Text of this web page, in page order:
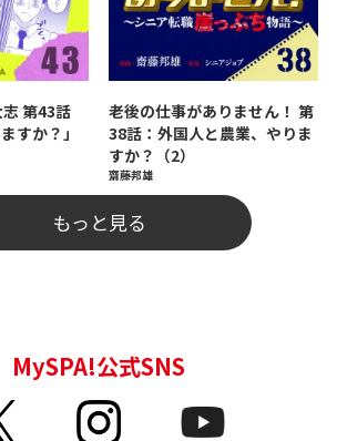
第43話
すか？」
老後の仕事がありません！ 第
38話：外国人と農業、やりま
すか？（2）
齋藤邦雄
もっと見る